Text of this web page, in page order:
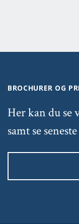
BROCHURER OG
Her kan du se
samt se